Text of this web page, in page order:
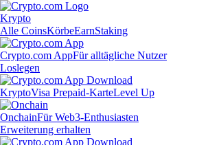
Krypto
Alle CoinsKörbeEarnStaking
Crypto.com AppFür alltägliche Nutzer
Loslegen
KryptoVisa Prepaid-KarteLevel Up
OnchainFür Web3-Enthusiasten
Erweiterung erhalten